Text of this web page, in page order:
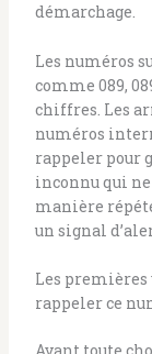
démarchage.
Les numéros
comme 089,
chiffres. Les
numéros
rappeler pour
inconnu qui
manière
un signal
Les
rappeler ce